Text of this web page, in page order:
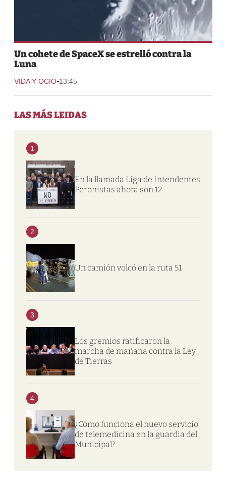
Un cohete de SpaceX se estrelló contra la
Luna
VIDA Y OCIO-13:45
LAS MÁS LEIDAS
1
En la llamada Liga de Intendentes
Peronistas ahora son 12
2
Un camión volcó en la ruta 51
3
Los gremios ratificaron la
marcha de mañana contra la Ley
de Tierras
4
¿Cómo funciona el nuevo servicio
de telemedicina en la guardia del
Municipal?